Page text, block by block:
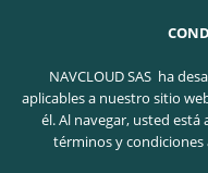
NAVCLOUD SAS ha
aplicables a nuestro sitio
él. Al navegar, usted
términos y condiciones